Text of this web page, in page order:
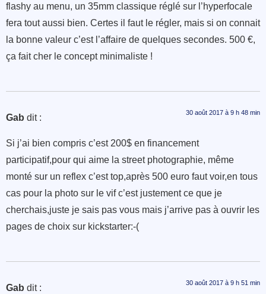
flashy au menu, un 35mm classique réglé sur l’hyperfocale
fera tout aussi bien. Certes il faut le régler, mais si on connait
la bonne valeur c’est l’affaire de quelques secondes. 500 €,
ça fait cher le concept minimaliste !
Gab dit : 30 août 2017 à 9 h 48 min
Si j’ai bien compris c’est 200$ en financement
participatif,pour qui aime la street photographie, même
monté sur un reflex c’est top,après 500 euro faut voir,en tous
cas pour la photo sur le vif c’est justement ce que je
cherchais,juste je sais pas vous mais j’arrive pas à ouvrir les
pages de choix sur kickstarter:-(
Gab dit : 30 août 2017 à 9 h 51 min